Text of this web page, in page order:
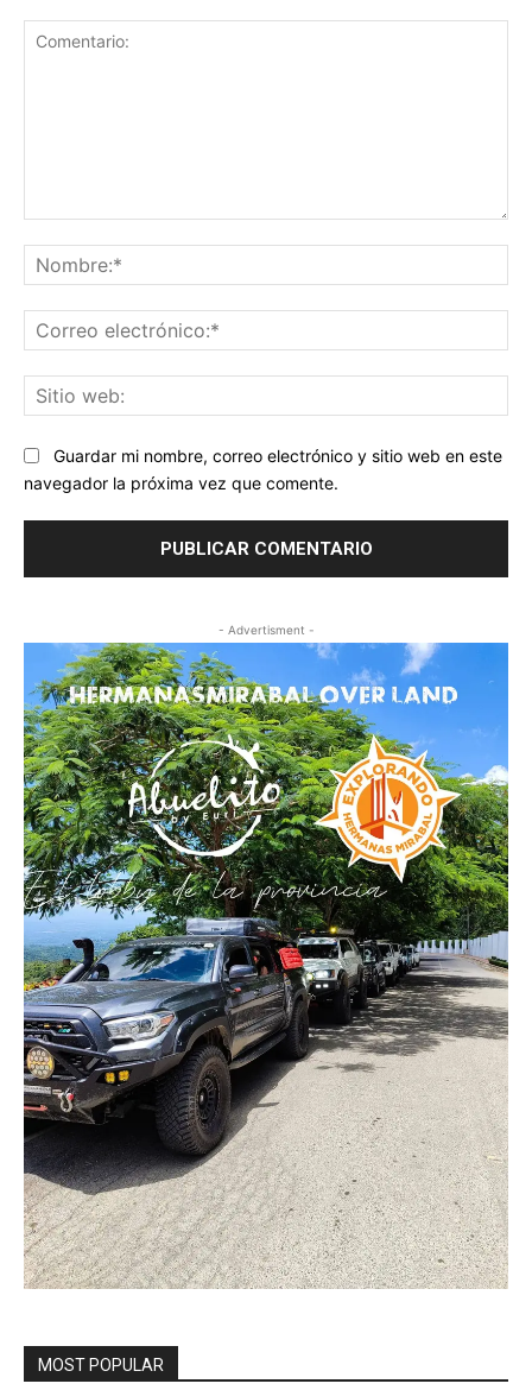
Guardar mi nombre, correo electrónico y sitio web en este
navegador la próxima vez que comente.
- Advertisment -
MOST POPULAR